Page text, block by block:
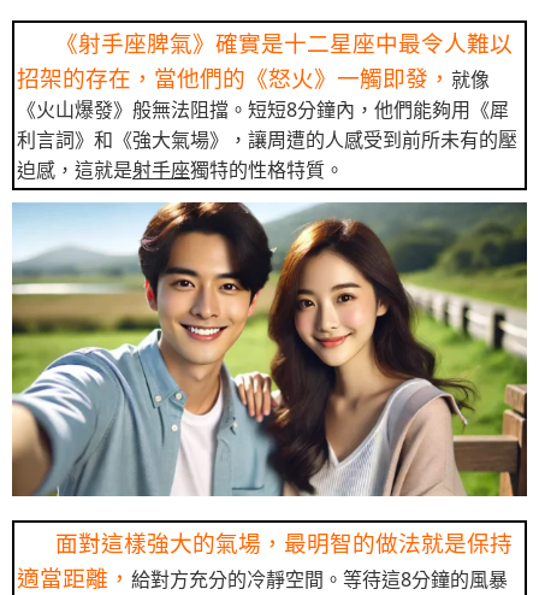
《射手座脾氣》確實是十二星座中最令人難以
招架的存在，當他們的《怒火》一觸即發， 就像
《火山爆發》般無法阻擋。短短8分鐘內，他們能夠用《犀
利言詞》和《強大氣場》，讓周遭的人感受到前所未有的壓
迫感，這就是射手座獨特的性格特質。
面對這樣強大的氣場，最明智的做法就是保持
適當距離， 給對方充分的冷靜空間。等待這8分鐘的風暴